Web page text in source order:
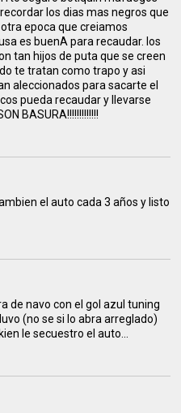
los dias mas negros que
epoca que creiamos
es buenA para recaudar. los
tan hijos de puta que se creen
te tratan como trapo y asi
aleccionados para sacarte el
pueda recaudar y llevarse
BASURA!!!!!!!!!!!!!
el auto cada 3 años y listo
de navo con el gol azul tuning
(no se si lo abra arreglado)
le secuestro el auto...